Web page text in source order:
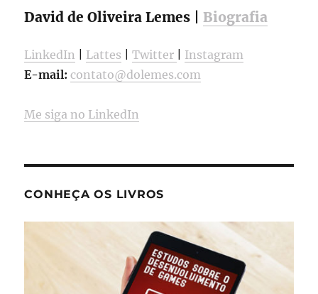
David de Oliveira Lemes |Biografia
LinkedIn Lattes |Twitter
Instagram
E-mail: contato@dolemes.com
Me siga no LinkedIn
CONHEÇA OS LIVROS